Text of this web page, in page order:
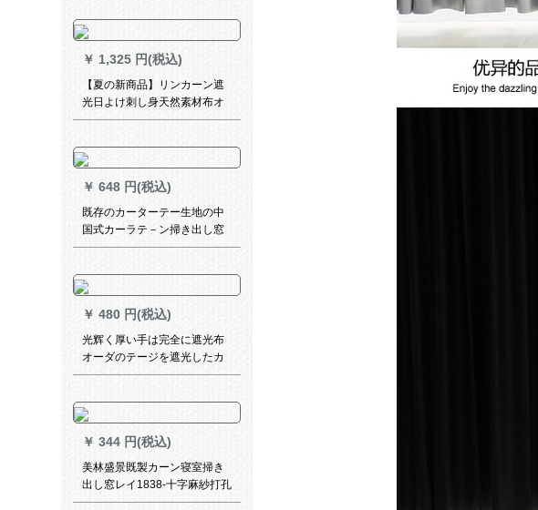
素材-グラッドグリーン】送り
棒は1.5枚です。×1.8高です。
￥ 1,325 円(税込)
【夏の新商品】リンカーン遮
光日よけ刺し身天然素材布オ
ーダダテーテ―ン掃き出窓か
製カーターテー掛十分金（掛
十分金）1.8枚x 2.4高
￥ 648 円(税込)
既存のカーターテー生地の中
国式カーラテ－ン掃き出し窓
の厚い手の遮光布寝室ベラン
+布-普通のデカン-フーク幅
1.5*高2.3
￥ 480 円(税込)
光辉く厚い手は完全に遮光布
オーダのテージを遮光したカ
ーテジジは2.1*高さ1.8の逸品
る。
￥ 344 円(税込)
美林盛景既製カーン寝室掃き
出し窓レイ1838-十字麻紗打孔
加工(ナノリング送り)/一メー